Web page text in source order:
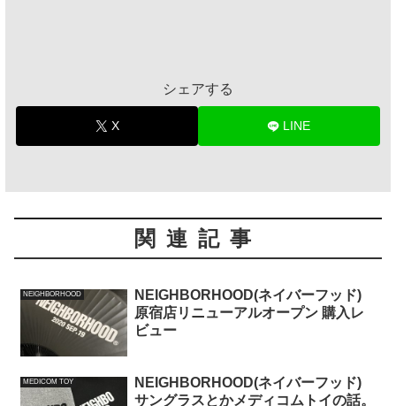
シェアする
X LINE
関連記事
NEIGHBORHOOD
NEIGHBORHOOD(ネイバーフッド)
原宿店リニューアルオープン 購入レ
ビュー
MEDICOM TOY
NEIGHBORHOOD(ネイバーフッド)
サングラスとかメディコムトイの話。